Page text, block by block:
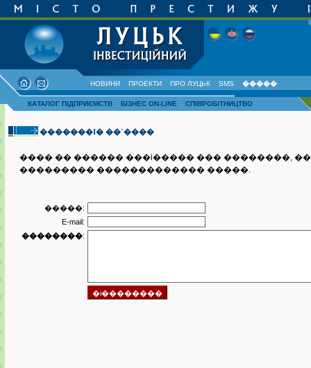
НОВИНИ ПРОЕКТИ ПРО ЛУЦЬК SMS �����
КАТАЛОГ ПІДПРИЄМСТВ БІЗНЕС ON-LINE СПІВРОБІТНИЦТВО
�������I� ��`����
���� �� ������ ���i����� ��� ��������,
��������� ������������� �����.
�����:
E-mail:
��������: